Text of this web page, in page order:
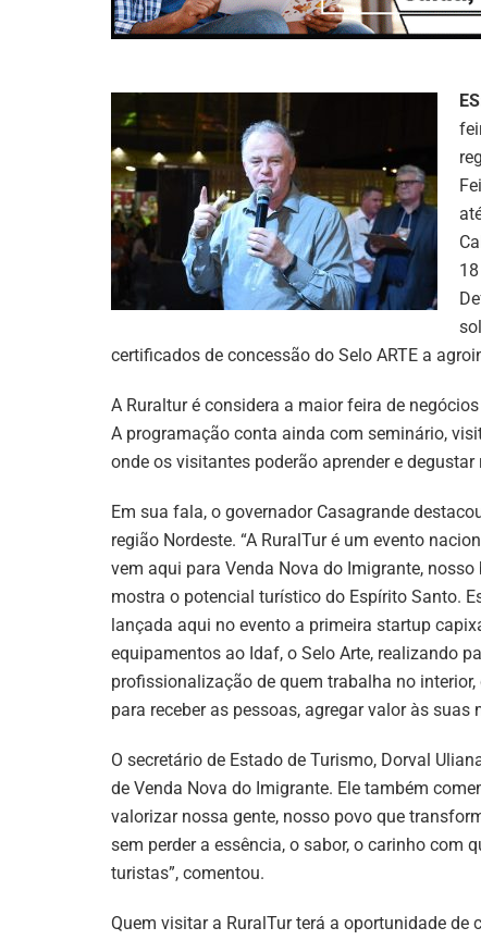
certificados de concessão do Selo ARTE a
A Ruraltur é considera a maior feira de
A programação conta ainda com seminário,
onde os visitantes poderão aprender e
Em sua fala, o governador Casagrande
região Nordeste. “A RuralTur é um evento
vem aqui para Venda Nova do Imigrante,
mostra o potencial turístico do Espírito Santo.
lançada aqui no evento a primeira startup
equipamentos ao Idaf, o Selo Arte, realizando
profissionalização de quem trabalha no
para receber as pessoas, agregar valor às
O secretário de Estado de Turismo, Dorval
de Venda Nova do Imigrante. Ele também
valorizar nossa gente, nosso povo que
sem perder a essência, o sabor, o carinho com
turistas”, comentou.
Quem visitar a RuralTur terá a oportunidade